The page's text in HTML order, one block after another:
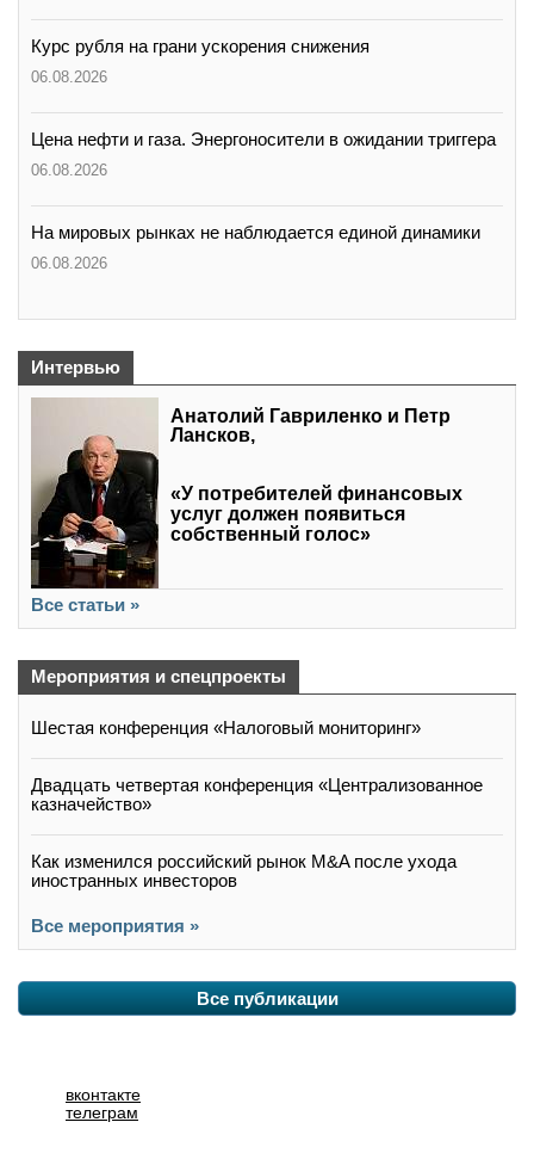
Курс рубля на грани ускорения снижения
06.08.2026
Цена нефти и газа. Энергоносители в ожидании триггера
06.08.2026
На мировых рынках не наблюдается единой динамики
06.08.2026
Интервью
Анатолий Гавриленко и Петр
Лансков,
«У потребителей финансовых
услуг должен появиться
собственный голос»
Все статьи »
Мероприятия и спецпроекты
Шестая конференция «Налоговый мониторинг»
Двадцать четвертая конференция «Централизованное
казначейство»
Как изменился российский рынок M&A после ухода
иностранных инвесторов
Все мероприятия »
Все публикации
вконтакте
телеграм